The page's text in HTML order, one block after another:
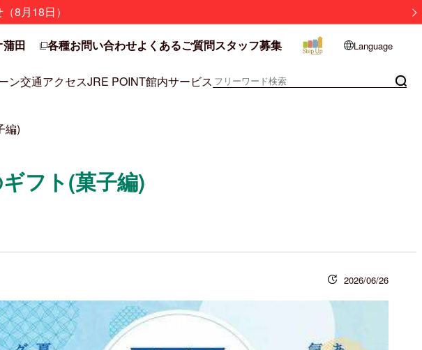
8月18日）
蒲田 各種お問い合わせよくあるご質問スタッフ募集 Language
ン交通アクセスJRE POINT館内サービス
編)
フト(菓子編)
2026/06/26